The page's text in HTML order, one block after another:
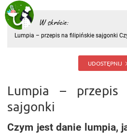
W skrócie:
Lumpia – przepis na filipińskie sajgonki
Lumpia – co to jest? Danie o tajemniczo
UDOSTĘPNIJ
Lumpia –
sajgonki
Czym jest danie lumpia,